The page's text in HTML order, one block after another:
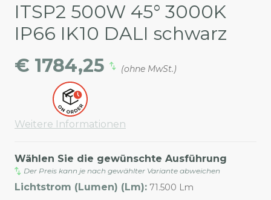
ITSP2 500W 45° 3000K
IP66 IK10 DALI schwarz
€ 1784,25
(ohne MwSt.)
Weitere Informationen
Wählen Sie die gewünschte Ausführung
Der Preis kann je nach gewählter Variante abweichen
Lichtstrom (Lumen) (Lm): 71.500 Lm